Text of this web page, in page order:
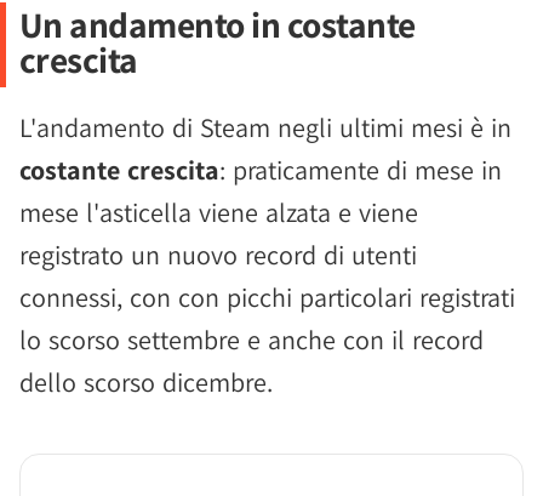
Un andamento in costante
crescita
L'andamento di Steam negli ultimi mesi è in
costante crescita: praticamente di mese in
mese l'asticella viene alzata e viene
registrato un nuovo record di utenti
connessi, con con picchi particolari registrati
lo scorso settembre e anche con il record
dello scorso dicembre.